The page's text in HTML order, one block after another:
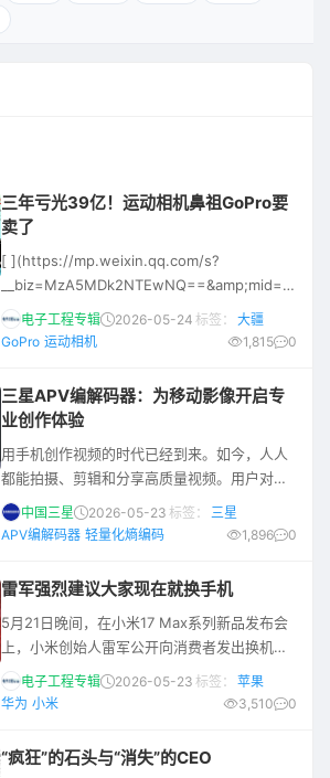
三年亏光39亿！运动相机鼻祖GoPro要
卖了
[ ](https://mp.weixin.qq.com/s?
5月12日，据路透社报道，运动相机制造商
GoPro宣布启动战略评估，正在评估包括出售
电子工程专辑 2026-05-24 标签：
大疆
GoPro 运动相机 1,815 0
三星APV编解码器：为移动影像开启专
业创作体验
用手机创作视频的时代已经到来。如今，人人
都能拍摄、剪辑和分享高质量视频。用户对色
彩准确性、画面细节以及后期灵活度也都有了
更高的期待。为此，三星开发了
什么推出 APV 编解码器？ 对许多用户而言，
编解码器可能有些陌生，但它就像一台驱动用
户体验的隐形引擎。它的工作方式可以想象成
整理行李箱——
中国三星 2026-05-23 标签：
三星
APV编解码器 轻量化熵编码 1,896 0
雷军强烈建议大家现在就换手机
5月21日晚间，在小米17 Max系列新品发布会
上，小米创始人雷军公开向消费者发出换机建
议："未来两年，据我们的预测，内存还会持续
上涨，手机的售价不得不跟着上涨，手机可能
速引发行业热议，#雷军强烈推荐现在就换手机
电子工程专辑 2026-05-23 标签：
苹果
华为 小米 3,510 0
“疯狂”的石头与“消失”的CEO